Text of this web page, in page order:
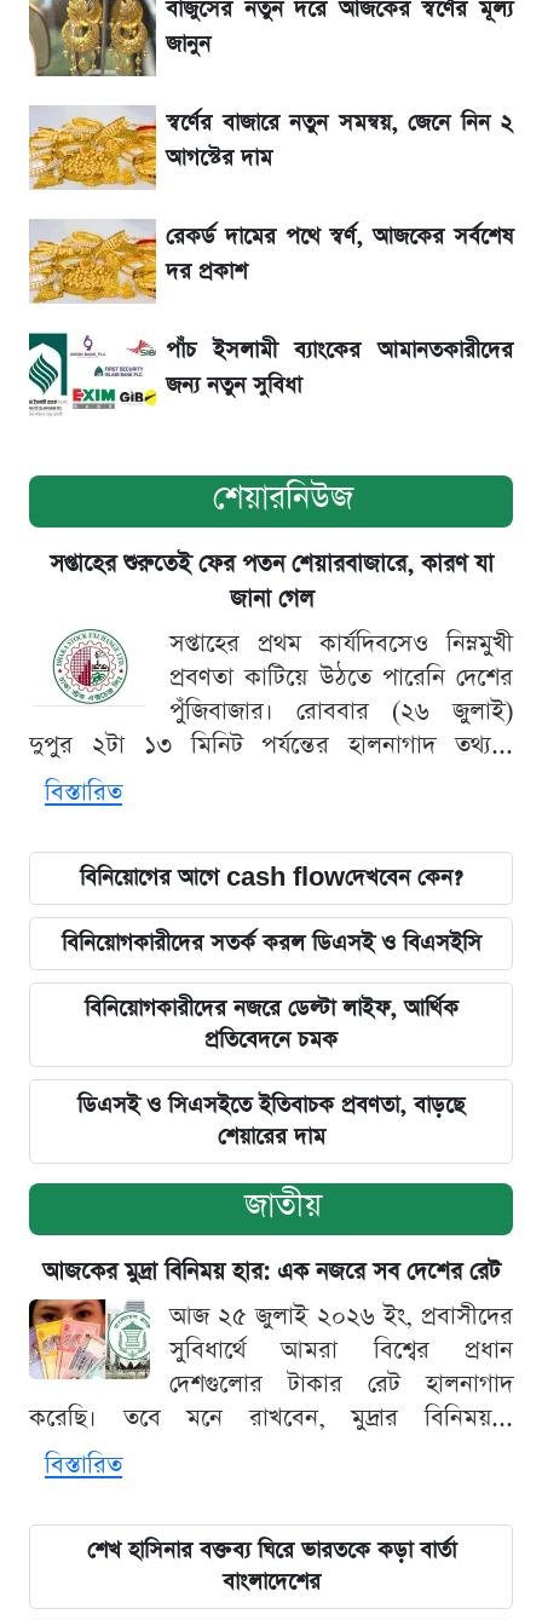
আগামীকালই স্পষ্ট হবে এসএসসি ফল প্রকাশের
তারিখ
শেখ হাসিনার দেশে ফেরা নিয়ে যা বললেন রুমিন
ফারহানা
লাফিয়ে বাড়ল স্বর্ণের দাম, এক মাসের মধ্যে সর্বোচ্চ
রেকর্ড
বাজুসের নতুন দরে আজকের স্বর্ণের মূল্য
জানুন
স্বর্ণের বাজারে নতুন সমন্বয়, জেনে নিন ২
আগস্টের দাম
রেকর্ড দামের পথে স্বর্ণ, আজকের সর্বশেষ
দর প্রকাশ
পাঁচ ইসলামী ব্যাংকের আমানতকারীদের
জন্য নতুন সুবিধা
শেয়ারনিউজ
সপ্তাহের শুরুতেই ফের পতন শেয়ারবাজারে, কারণ যা
জানা গেল
সপ্তাহের প্রথম কার্যদিবসেও নিম্নমুখী
প্রবণতা কাটিয়ে উঠতে পারেনি দেশের
পুঁজিবাজার। রোববার (২৬ জুলাই)
দুপুর ২টা ১৩ মিনিট পর্যন্তের হালনাগাদ তথ্য...
বিস্তারিত
বিনিয়োগের আগে cash flowদেখবেন কেন?
বিনিয়োগকারীদের সতর্ক করল ডিএসই ও বিএসইসি
বিনিয়োগকারীদের নজরে ডেল্টা লাইফ, আর্থিক
প্রতিবেদনে চমক
ডিএসই ও সিএসইতে ইতিবাচক প্রবণতা, বাড়ছে
শেয়ারের দাম
জাতীয়
আজকের মুদ্রা বিনিময় হার: এক নজরে সব দেশের রেট
আজ ২৫ জুলাই ২০২৬ ইং, প্রবাসীদের
সুবিধার্থে আমরা বিশ্বের প্রধান
দেশগুলোর টাকার রেট হালনাগাদ
করেছি। তবে মনে রাখবেন, মুদ্রার বিনিময়...
বিস্তারিত
শেখ হাসিনার বক্তব্য ঘিরে ভারতকে কড়া বার্তা
বাংলাদেশের